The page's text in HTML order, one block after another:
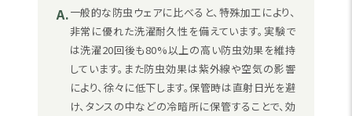
A.一般的な防虫ウェアに比べると、特殊加工により、
非常に優れた洗濯耐久性を備えています。実験で
は洗濯20回後も80%以上の高い防虫効果を維持
しています。また防虫効果は紫外線や空気の影響
により、徐々に低下します。保管時は直射日光を避
け、タンスの中などの冷暗所に保管することで、効